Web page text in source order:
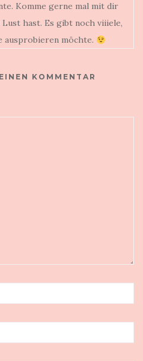
Komme gerne mal mit dir
Lust hast. Es gibt noch viiiele,
ausprobieren möchte.
KOMMENTAR